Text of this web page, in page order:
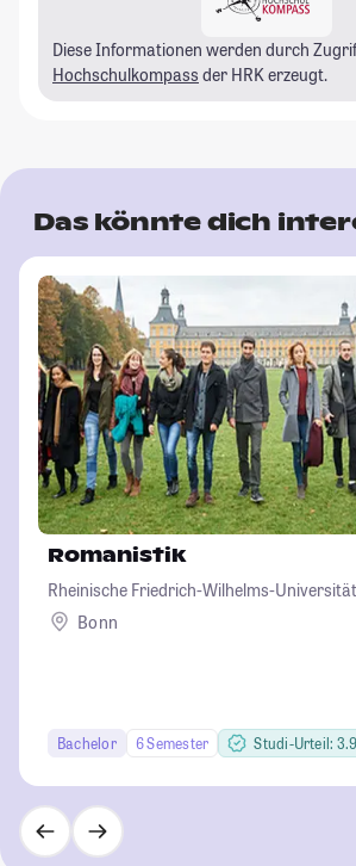
Diese Informationen werden durch
Hochschulkompass der HRK erzeugt.
Das könnte dich
Romanistik
Rheinische Friedrich-Wilhelms-
Bonn
Bachelor 6 Semester Studi-Urteil: 3.9